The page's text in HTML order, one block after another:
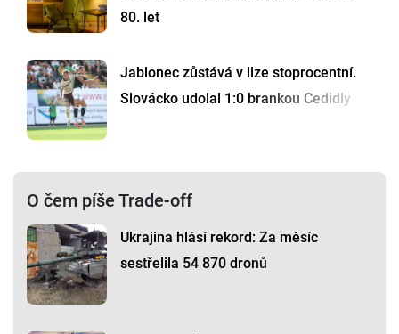
80. let
Jablonec zůstává v lize stoprocentní.
Slovácko udolal 1:0 brankou Cedidly
O čem píše Trade-off
Ukrajina hlásí rekord: Za měsíc
sestřelila 54 870 dronů